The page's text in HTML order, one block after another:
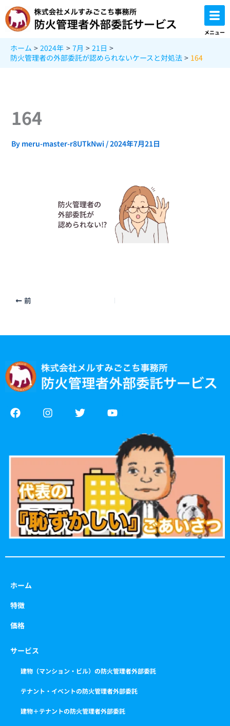
容
を
メニュー
ホーム 2024年 7月
21日
防火管理者の外部委託が認められないケースと対処法
164
164
By meru-master-r8UTkNwi /2024年7月21日
前
F
a
o
k
I
n
g
a
m
T
w
e
Y
o
u
b
e
ホーム
特徴
価格
サービス
建物（マンション・ビル）の防火管理者外部委託
テナント・イベントの防火管理者外部委託
建物＋テナントの防火管理者外部委託